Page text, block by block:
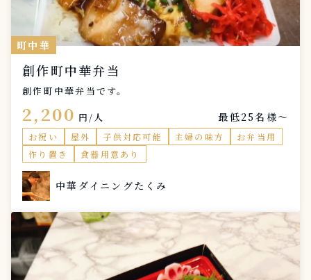
町中華
創作町中華弁当
創作町中華弁当です。
2,200 円/人 最低25名様〜
お祝い 屋外 子供対応可能 主婦の味方
お弁当用
作り置き
食器用意あり
中華ダイニングたくみ